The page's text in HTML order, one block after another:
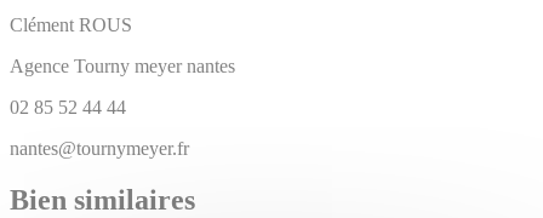
Clément ROUS
Agence Tourny meyer nantes
02 85 52 44 44
nantes@tournymeyer.fr
Bien similaires